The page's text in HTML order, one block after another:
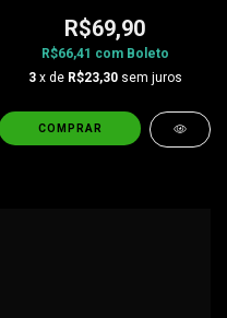
R$69,90
R$66,41 com Boleto
3 x de R$23,30 sem juros
COMPRAR